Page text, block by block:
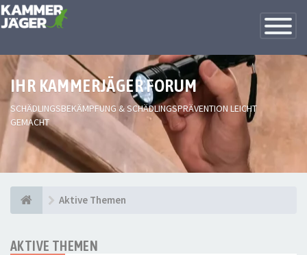
Toggle
IHR KAMMERJÄGER FORUM
SCHÄDLINGSBEKÄMPFUNG & SCHÄDLINGSPRÄVENTION LEICHT
GEMACHT
Aktive Themen
AKTIVE THEMEN